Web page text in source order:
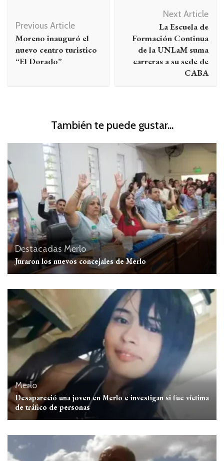
de
entradas
Previous Article
Moreno inauguró el
nuevo centro turistico
“El Dorado”
Next Article
La Escuela de
Formación Continua
de la UNLaM suma
carreras a su sede de
CABA
También te puede gustar...
Destacadas Merlo
Juraron los nuevos concejales de Merlo
Merlo
Desapareció una joven en Merlo e investigan si fue víctima
de tráfico de personas